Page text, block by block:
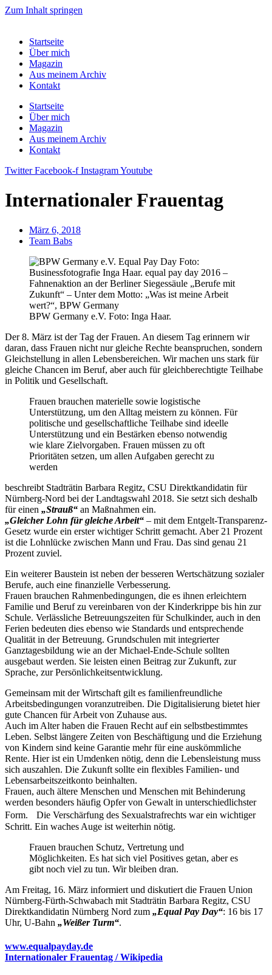
Zum Inhalt springen
Startseite
Über mich
Magazin
Aus meinem Archiv
Kontakt
Startseite
Über mich
Magazin
Aus meinem Archiv
Kontakt
Twitter Facebook-f InstagramYoutube
Internationaler Frauentag
März 6, 2018
Team Babs
BPW Germany e.V. Foto: Inga Haar.
Der 8. März ist der Tag der Frauen. An diesem Tag erinnern wir
daran, dass Frauen nicht nur gleiche Rechte beanspruchen, sondern
Gleichstellung in allen Lebensbereichen. Wir machen uns stark für
gleiche Chancen im Beruf, aber auch für gleichberechtigte Teilhabe
in Politik und Gesellschaft.
Frauen brauchen materielle sowie logistische
Unterstützung, um den Alltag meistern zu können. Für
politische und gesellschaftliche Teilhabe sind ideelle
Unterstützung und ein Bestärken ebenso notwendig
wie klare Zielvorgaben. Frauen müssen zu oft
Prioritäten setzen, um allen Aufgaben gerecht zu
werden
beschreibt Stadträtin Barbara Regitz, CSU Direktkandidatin für
Nürnberg-Nord bei der Landtagswahl 2018. Sie setzt sich deshalb
für einen „Strauß“ an Maßnahmen ein.
„Gleicher Lohn für gleiche Arbeit“ – mit dem Entgelt-Transparenz-
Gesetz wurde ein erster wichtiger Schritt gemacht. Aber 21 Prozent
ist die Lohnlücke zwischen Mann und Frau. Das sind genau 21
Prozent zuviel.
Ein weiterer Baustein ist neben der besseren Wertschätzung sozialer
Berufe, auch eine finanzielle Verbesserung.
Frauen brauchen Rahmenbedingungen, die es ihnen erleichtern
Familie und Beruf zu vereinbaren von der Kinderkrippe bis hin zur
Schule. Verlässliche Betreuungszeiten für Schulkinder, auch in den
Ferien bedeuten dies ebenso wie Standards und entsprechende
Qualität in der Betreuung. Grundschulen mit integrierter
Ganztagesbildung wie an der Michael-Ende-Schule sollten
ausgebaut werden. Sie leisten einen Beitrag zur Zukunft, zur
Sprache, zur Persönlichkeitsentwicklung.
Gemeinsam mit der Wirtschaft gilt es familienfreundliche
Arbeitsbedingungen voranzutreiben. Die Digitalisierung bietet hier
gute Chancen für Arbeit von Zuhause aus.
Auch im Alter haben die Frauen Recht auf ein selbstbestimmtes
Leben. Selbst längere Zeiten von Beschäftigung und die Erziehung
von Kindern sind keine Garantie mehr für eine auskömmliche
Rente. Hier ist ein Umdenken nötig, denn die Lebensleistung muss
sich auszahlen. Die Zukunft sollte ein flexibles Familien- und
Lebensarbeitszeitkonto beinhalten.
Frauen, auch ältere Menschen und Menschen mit Behinderung
werden besonders häufig Opfer von Gewalt in unterschiedlichster
Form. Die Verschärfung des Sexualstrafrechts war ein wichtiger
Schritt. Ein waches Auge ist weiterhin nötig.
Frauen brauchen Schutz, Vertretung und
Möglichkeiten. Es hat sich viel Positives getan, aber es
gibt noch viel zu tun. Wir bleiben dran.
Am Freitag, 16. März informiert und diskutiert die Frauen Union
Nürnberg-Fürth-Schwabach mit Stadträtin Barbara Regitz, CSU
Direktkandidatin Nürnberg Nord zum „Equal Pay Day“: 16 bis 17
Uhr, U-Bahn „Weißer Turm“.
www.equalpayday.de
Internationaler Frauentag / Wikipedia